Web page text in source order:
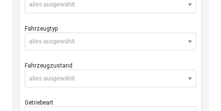
alles ausgewählt
Fahrzeugtyp
alles ausgewählt
Fahrzeugzustand
alles ausgewählt
Getriebeart